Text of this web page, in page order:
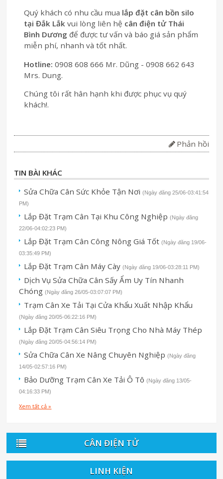
Quý khách có nhu cầu mua lắp đặt cân bồn silo
tại Đắk Lắk vui lòng liên hệ cân điện tử Thái
Bình Dương để được tư vấn và báo giá sản phẩm
miễn phí, nhanh và tốt nhất.
Hotline: 0908 608 666 Mr. Dũng - 0908 662 643
Mrs. Dung.
Chúng tôi rất hân hạnh khi được phục vụ quý
khách!.
Phản hồi
TIN BÀI KHÁC
Sửa Chữa Cân Sức Khỏe Tận Nơi (Ngày đăng 25/06-03:41:54
PM)
Lắp Đặt Trạm Cân Tại Khu Công Nghiệp (Ngày đăng
22/06-04:02:23 PM)
Lắp Đặt Trạm Cân Công Nông Giá Tốt (Ngày đăng 19/06-
03:35:49 PM)
Lắp Đặt Trạm Cân Máy Cày (Ngày đăng 19/06-03:28:11 PM)
Dịch Vụ Sửa Chữa Cân Sấy Ẩm Uy Tín Nhanh
Chóng (Ngày đăng 26/05-03:07:07 PM)
Trạm Cân Xe Tải Tại Cửa Khẩu Xuất Nhập Khẩu
(Ngày đăng 20/05-06:22:16 PM)
Lắp Đặt Trạm Cân Siêu Trọng Cho Nhà Máy Thép
(Ngày đăng 20/05-04:56:14 PM)
Sửa Chữa Cân Xe Nâng Chuyên Nghiệp (Ngày đăng
14/05-02:57:16 PM)
Bảo Dưỡng Trạm Cân Xe Tải Ô Tô (Ngày đăng 13/05-
04:16:33 PM)
Xem tất cả »
CÂN ĐIỆN TỬ
LINH KIỆN